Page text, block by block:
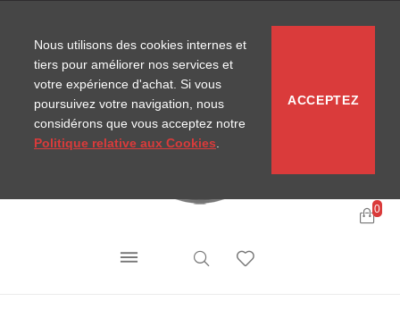
0
Nous utilisons des cookies internes et
tiers pour améliorer nos services et
votre expérience d'achat. Si vous
poursuivez votre navigation, nous
considérons que vous acceptez notre
Politique relative aux Cookies
ACCEPTEZ